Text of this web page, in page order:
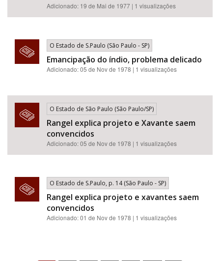
Adicionado: 19 de Mai de 1977 | 1 visualizações
O Estado de S.Paulo (São Paulo - SP)
Emancipação do índio, problema delicado
Adicionado: 05 de Nov de 1978 | 1 visualizações
O Estado de São Paulo (São Paulo/SP)
Rangel explica projeto e Xavante saem
convencidos
Adicionado: 05 de Nov de 1978 | 1 visualizações
O Estado de S.Paulo, p. 14 (São Paulo - SP)
Rangel explica projeto e xavantes saem
convencidos
Adicionado: 01 de Nov de 1978 | 1 visualizações